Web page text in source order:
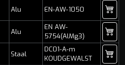
Alu EN-AW-1050
Alu
EN AW-
5754(AlMg3)
Staal
DC01-A-m
KOUDGEWALST